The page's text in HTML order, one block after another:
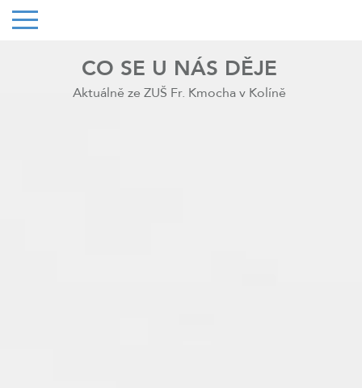
CO SE U NÁS DĚJE
Aktuálně ze ZUŠ Fr. Kmocha v Kolíně